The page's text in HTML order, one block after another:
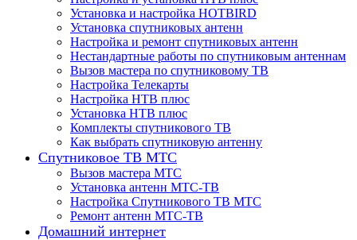
Установка и настройка HOTBIRD
Установка спутниковых антенн
Настройка и ремонт спутниковых антенн
Нестандартные работы по спутниковым антеннам
Вызов мастера по спутниковому ТВ
Настройка Телекарты
Настройка НТВ плюс
Установка НТВ плюс
Комплекты спутникового ТВ
Как выбрать спутниковую антенну
Спутниковое ТВ МТС
Вызов мастера МТС
Установка антенн МТС-ТВ
Настройка Спутникового ТВ МТС
Ремонт антенн МТС-ТВ
Домашний интернет